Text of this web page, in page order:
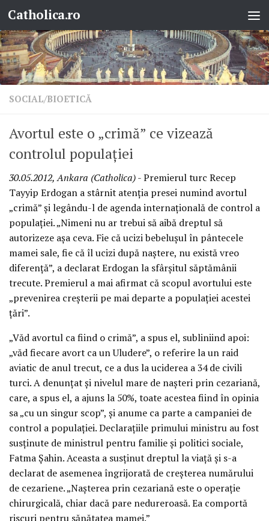
Skip to content
Catholica.ro
SOCIAL/BIOETICĂ
Avortul este o „crimă” ce vizează
controlul populaţiei
30.05.2012, Ankara (Catholica)- Premierul turc Recep
Tayyip Erdogan a stârnit atenţia presei numind avortul
„crimă” şi legându-l de agenda internaţională de control a
populaţiei. „Nimeni nu ar trebui să aibă dreptul să
autorizeze aşa ceva. Fie că ucizi bebeluşul în pântecele
mamei sale, fie că îl ucizi după naştere, nu există vreo
diferenţă”, a declarat Erdogan la sfârşitul săptămânii
trecute. Premierul a mai afirmat că scopul avortului este
„prevenirea creşterii pe mai departe a populaţiei acestei
ţări”.
„Văd avortul ca fiind o crimă”, a spus el, subliniind apoi:
„văd fiecare avort ca un Uludere”, o referire la un raid
aviatic de anul trecut, ce a dus la uciderea a 34 de civili
turci. A denunţat şi nivelul mare de naşteri prin cezariană,
care, a spus el, a ajuns la 50%, toate acestea fiind în opinia
sa „cu un singur scop”, şi anume ca parte a campaniei de
control a populaţiei. Declaraţiile primului ministru au fost
susţinute de ministrul pentru familie şi politici sociale,
Fatma Şahin. Aceasta a susţinut dreptul la viaţă şi s-a
declarat de asemenea îngrijorată de creşterea numărului
de cezariene. „Naşterea prin cezariană este o operaţie
chirurgicală, chiar dacă pare nedureroasă. Ea comportă
riscuri pentru sănătatea mamei.”